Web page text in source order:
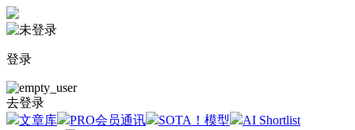
登录
去登录
文章库
PRO会员通讯 SOTA！模型
AI Shortlist